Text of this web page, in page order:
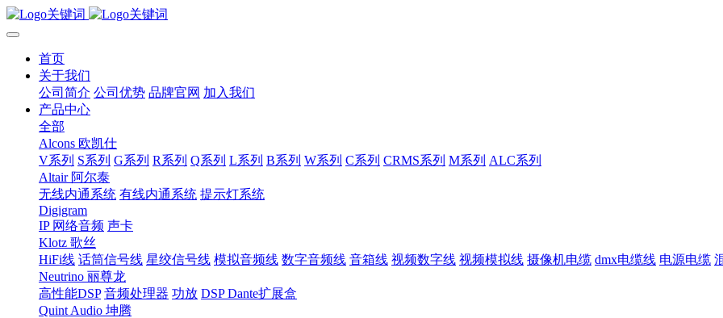
首页
关于我们
公司简介 公司优势 品牌官网 加入我们
产品中心
全部
Alcons 欧凯仕
V系列 S系列 G系列 R系列 Q系列 L系列 B系列 W系列 C系列 CRMS系列 M系列 ALC系列
Altair 阿尔泰
无线内通系统 有线内通系统 提示灯系统
Digigram
IP 网络音频 声卡
Klotz 歌丝
HiFi线 话筒信号线 星绞信号线 模拟音频线 数字音频线 音箱线 视频数字线 视频模拟线 摄像机电缆 dmx电缆线 电源电缆
Neutrino 丽尊龙
高性能DSP 音频处理器 功放 DSP Dante扩展盒
Quint Audio 坤腾